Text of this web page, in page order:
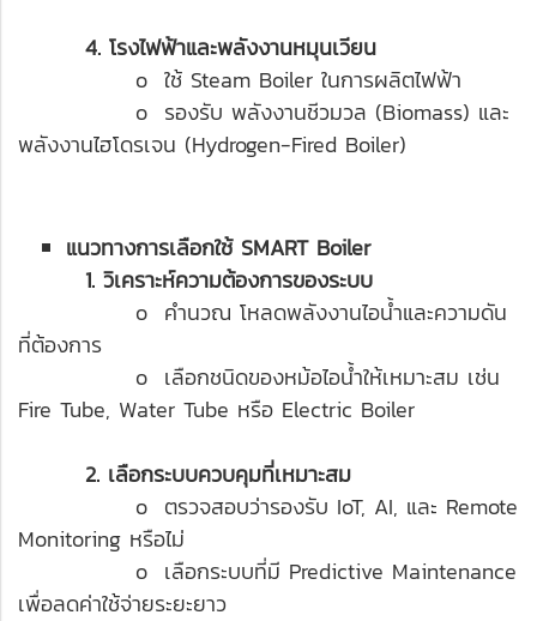
4. โรงไฟฟ้าและพลังงานหมุนเวียน
o ใช้ Steam Boiler ในการผลิตไฟฟ้า
o รองรับ พลังงานชีวมวล (Biomass) และ
พลังงานไฮโดรเจน (Hydrogen-Fired Boiler)
แนวทางการเลือกใช้ SMART Boiler
1. วิเคราะห์ความต้องการของระบบ
o คำนวณ โหลดพลังงานไอน้ำและความดัน
ที่ต้องการ
o เลือกชนิดของหม้อไอน้ำให้เหมาะสม เช่น
Fire Tube, Water Tube หรือ Electric Boiler
2. เลือกระบบควบคุมที่เหมาะสม
o ตรวจสอบว่ารองรับ IoT, AI, และ Remote
Monitoring หรือไม่
o เลือกระบบที่มี Predictive Maintenance
เพื่อลดค่าใช้จ่ายระยะยาว